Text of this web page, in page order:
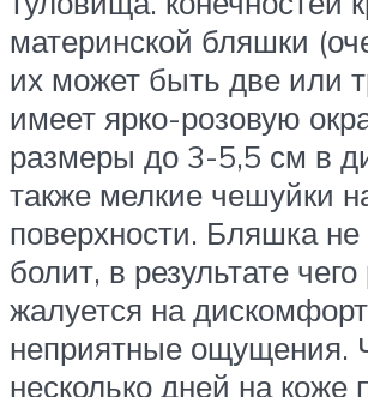
материнской бляшки
их может быть две или
имеет ярко-розовую
размеры до 3-5,5 см в
также мелкие чешуйки
поверхности. Бляшка не
болит, в результате
жалуется на
неприятные ощущения.
несколько дней на коже